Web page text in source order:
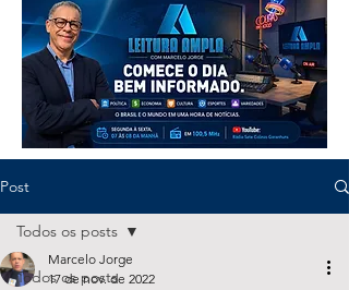
Post
Todos os posts
Todos os posts
Marcelo Jorge
17 de nov. de 2022